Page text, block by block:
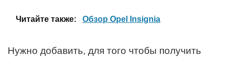
Читайте также: Обзор Opel Insignia
Нужно добавить, для того чтобы получить